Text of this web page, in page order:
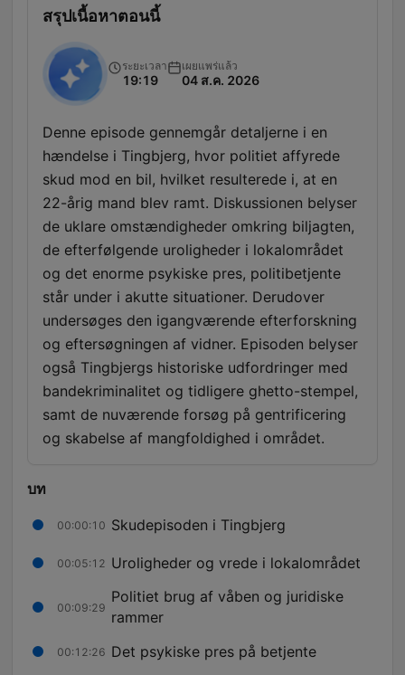
สรุปเนื้อหาตอนนี้
ระยะเวลา
19:19
เผยแพร่แล้ว
04 ส.ค. 2026
Denne episode gennemgår detaljerne i en
hændelse i Tingbjerg, hvor politiet affyrede
skud mod en bil, hvilket resulterede i, at en
22-årig mand blev ramt. Diskussionen belyser
de uklare omstændigheder omkring biljagten,
de efterfølgende uroligheder i lokalområdet
og det enorme psykiske pres, politibetjente
står under i akutte situationer. Derudover
undersøges den igangværende efterforskning
og eftersøgningen af vidner. Episoden belyser
også Tingbjergs historiske udfordringer med
bandekriminalitet og tidligere ghetto-stempel,
samt de nuværende forsøg på gentrificering
og skabelse af mangfoldighed i området.
บท
00:00:10 Skudepisoden i Tingbjerg
00:05:12 Uroligheder og vrede i lokalområdet
00:09:29
Politiet brug af våben og juridiske
rammer
00:12:26 Det psykiske pres på betjente